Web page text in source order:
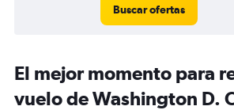
Buscar ofertas
El mejor momento para
vuelo de Washington D.